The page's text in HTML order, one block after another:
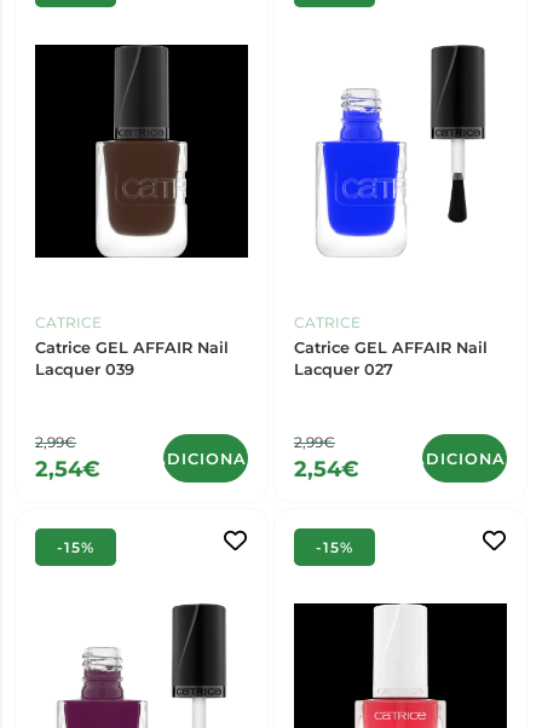
CATRICE
Catrice GEL AFFAIR Nail
Lacquer 039
2,99€
2,54€ ADICIONAR
CATRICE
Catrice GEL AFFAIR Nail
Lacquer 027
2,99€
2,54€ ADICIONAR
-15% -15%